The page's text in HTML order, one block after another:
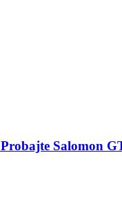
Probajte Salomon